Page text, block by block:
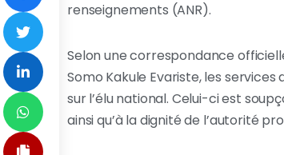
renseignements (ANR).
Selon une correspondance
Somo Kakule Evariste, les
sur l’élu national. Celui-ci est
ainsi qu’à la dignité de l’autorité